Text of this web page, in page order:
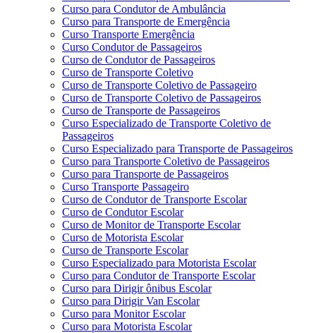
Curso para Condutor de Ambulância
Curso para Transporte de Emergência
Curso Transporte Emergência
Curso Condutor de Passageiros
Curso de Condutor de Passageiros
Curso de Transporte Coletivo
Curso de Transporte Coletivo de Passageiro
Curso de Transporte Coletivo de Passageiros
Curso de Transporte de Passageiros
Curso Especializado de Transporte Coletivo de
Passageiros
Curso Especializado para Transporte de Passageiros
Curso para Transporte Coletivo de Passageiros
Curso para Transporte de Passageiros
Curso Transporte Passageiro
Curso de Condutor de Transporte Escolar
Curso de Condutor Escolar
Curso de Monitor de Transporte Escolar
Curso de Motorista Escolar
Curso de Transporte Escolar
Curso Especializado para Motorista Escolar
Curso para Condutor de Transporte Escolar
Curso para Dirigir ônibus Escolar
Curso para Dirigir Van Escolar
Curso para Monitor Escolar
Curso para Motorista Escolar